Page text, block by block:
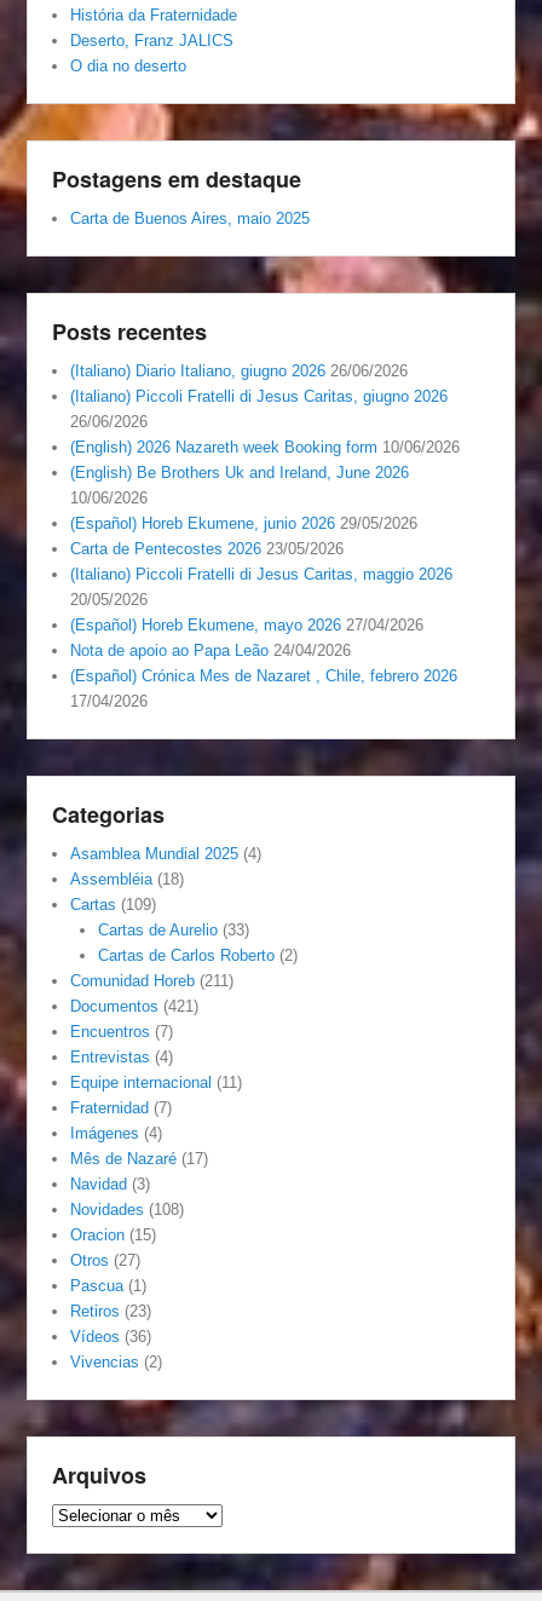
História da Fraternidade
Deserto, Franz JALICS
O dia no deserto
Postagens em destaque
Carta de Buenos Aires, maio 2025
Posts recentes
(Italiano) Diario Italiano, giugno 2026 26/06/2026
(Italiano) Piccoli Fratelli di Jesus Caritas, giugno 2026
26/06/2026
(English) 2026 Nazareth week Booking form 10/06/2026
(English) Be Brothers Uk and Ireland, June 2026
10/06/2026
(Español) Horeb Ekumene, junio 2026 29/05/2026
Carta de Pentecostes 2026 23/05/2026
(Italiano) Piccoli Fratelli di Jesus Caritas, maggio 2026
20/05/2026
(Español) Horeb Ekumene, mayo 2026 27/04/2026
Nota de apoio ao Papa Leão 24/04/2026
(Español) Crónica Mes de Nazaret , Chile, febrero 2026
17/04/2026
Categorias
Asamblea Mundial 2025 (4)
Assembléia (18)
Cartas (109)
Cartas de Aurelio(33)
Cartas de Carlos Roberto(2)
Comunidad Horeb (211)
Documentos (421)
Encuentros (7)
Entrevistas (4)
Equipe internacional (11)
Fraternidad (7)
Imágenes (4)
Mês de Nazaré (17)
Navidad (3)
Novidades (108)
Oracion (15)
Otros (27)
Pascua (1)
Retiros (23)
Vídeos (36)
Vivencias (2)
Arquivos
Arquivos